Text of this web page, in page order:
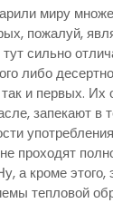
миру
пожалуй,
сильно
либо
и первых.
запекают
проходят
а кроме
тепловой